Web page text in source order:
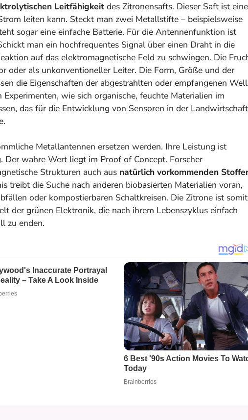
Leitfähigkeit des Zitronensafts. Dieser Saft ist eine
leiten kann. Steckt man zwei Metallstifte – beispielsweise
sogar eine einfache Batterie. Für die Antennenfunktion ist
man ein hochfrequentes Signal über einen Draht in die
auf das elektromagnetische Feld zu schwingen. Die
oder als unkonventioneller Leiter. Die Form, Größe und der
die Eigenschaften der abgestrahlten oder empfangenen
wie sich organische, feuchte Materialien im
das für die Entwicklung von Sensoren in der Landwirtschaft
Metallantennen ersetzen werden. Ihre Leistung ist
wahre Wert liegt im Proof of Concept. Forscher
Strukturen auch aus natürlich vorkommenden
treibt die Suche nach anderen biobasierten Materialien voran,
oder kompostierbaren Schaltkreisen. Die Zitrone ist somit
der grünen Elektronik, die nach ihrem Lebenszyklus einfach
zu enden.